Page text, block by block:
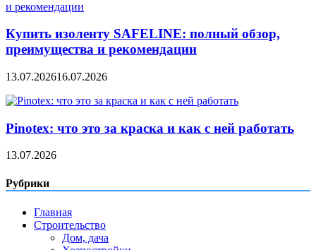
Купить изоленту SAFELINE: полный обзор,
преимущества и рекомендации
13.07.202616.07.2026
Pinotex: что это за краска и как с ней работать
13.07.2026
Рубрики
Главная
Строительство
Дом, дача